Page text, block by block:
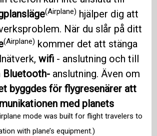
(Airplane) hjälper dig att
När du slår på ditt
(Airplane) kommer det att stänga
wifi - anslutning och till
Bluetooth- anslutning. Även om
byggdes för flygresenärer att
med planets
mode was built for flight travelers to
with plane’s equipment.)